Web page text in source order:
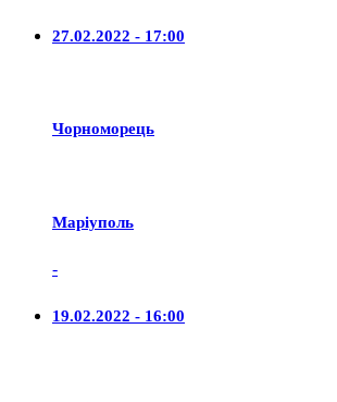
27.02.2022 - 17:00
Чорноморець
Маріуполь
-
19.02.2022 - 16:00